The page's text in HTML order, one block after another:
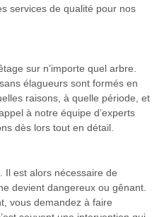
services de qualité pour nos
sur n’importe quel arbre.
élagueurs sont formés en
raisons, à quelle période, et
à notre équipe d’experts
dès lors tout en détail.
Il est alors nécessaire de
devient dangereux ou gênant.
vous demandez à faire